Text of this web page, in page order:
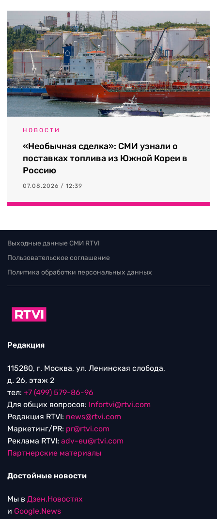
НОВОСТИ
«Необычная сделка»: СМИ узнали о
поставках топлива из Южной Кореи в
Россию
07.08.2026 / 12:39
Выходные данные СМИ RTVI
Пользовательское соглашение
Политика обработки персональных данных
Редакция
115280, г. Москва, ул. Ленинская слобода,
д. 26, этаж 2
тел: +7 (499) 579-86-96
Для общих вопросов: Infortvi@rtvi.com
Редакция RTVI: news@rtvi.com
Маркетинг/PR: pr@rtvi.com
Реклама RTVI: adv-eu@rtvi.com
Партнерские материалы
Достойные новости
Мы в Дзен.Новостях
и Google.News